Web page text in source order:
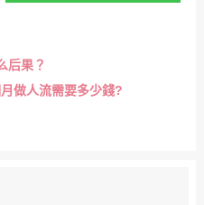
后果？
做人流需要多少錢?